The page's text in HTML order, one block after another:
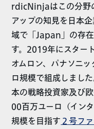
rdicNinjaはこの分野
アップの知見を日本
域で「Japan」の存
す。2019年にスター
オムロン、パナソニ
ロ規模で組成しまし
本の戦略投資家及び
00百万ユーロ（イン
規模を目指す２号フ